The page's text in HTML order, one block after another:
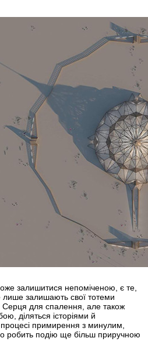
залишитися непоміченою, є те,
залишають свої тотеми
Серця для спалення, але також
діляться історіями й
примирення з минулим,
робить подію ще більш приручною